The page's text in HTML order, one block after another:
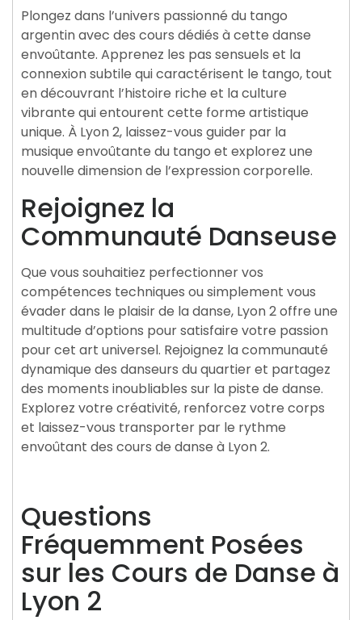
Plongez dans l’univers passionné du tango
argentin avec des cours dédiés à cette danse
envoûtante. Apprenez les pas sensuels et la
connexion subtile qui caractérisent le tango, tout
en découvrant l’histoire riche et la culture
vibrante qui entourent cette forme artistique
unique. À Lyon 2, laissez-vous guider par la
musique envoûtante du tango et explorez une
nouvelle dimension de l’expression corporelle.
Rejoignez la
Communauté Danseuse
Que vous souhaitiez perfectionner vos
compétences techniques ou simplement vous
évader dans le plaisir de la danse, Lyon 2 offre une
multitude d’options pour satisfaire votre passion
pour cet art universel. Rejoignez la communauté
dynamique des danseurs du quartier et partagez
des moments inoubliables sur la piste de danse.
Explorez votre créativité, renforcez votre corps
et laissez-vous transporter par le rythme
envoûtant des cours de danse à Lyon 2.
Questions
Fréquemment Posées
sur les Cours de Danse à
Lyon 2